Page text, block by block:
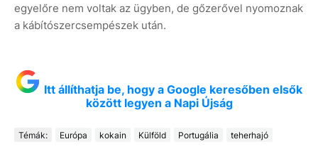
egyelőre nem voltak az ügyben, de gőzerővel nyomoznak
a kábítószercsempészek után.
Itt állíthatja be, hogy a Google keresőben elsők
között legyen a Napi Újság
Témák: Európa kokain Külföld Portugália teherhajó